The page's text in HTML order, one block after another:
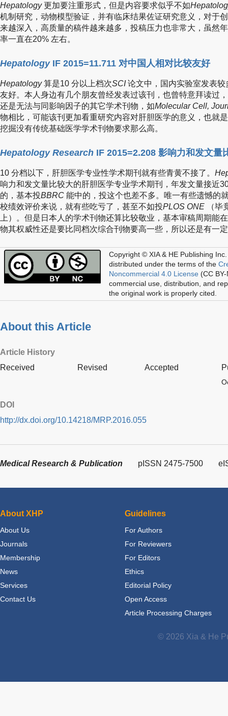
Hepatology更加要注重形式，但是内容要求似乎不如
机制研究，动物模型验证，并有临床结果佐证研究意义，对于
来越深入，高质量的稿件越来越多，投稿压力也非常大，虽然
率一直在20% 左右。
HepatologyIF 2015=11.711 对中国人相对比较友好
Hepatology算是10 分以上档次SCI论文中，国内实验室发表
友好。本人身边有几个朋友曾经发表过该刊，也曾特意拜读过
还是无法与同影响因子的其它学术刊物，如Molecular Cell,
物相比，可能该刊更加看重研究内容对肝胆医学的意义，也就
挖掘没有传统基础医学学术刊物要求那么高。
Hepatology Research IF 2015=2.208 影响力和发文量
10 分档以下，肝胆医学专业性学术期刊就有些青黄不接了。
响力和发文量比较大的肝胆医学专业学术期刊，年发文量接近
的，基本投BBRC 能中的，投这个也差不多。唯一有些遗憾的
校绩效评价来说，就有些吃亏了，甚至不如投PLOS ONE （毕
上）。但是日本人的学术刊物还算比较敬业，基本审稿周期能
物其权威性还是要比同档次综合刊物要高一些，所以还是有一
Copyright © XIA & HE Publishing Inc.
distributed under the terms of the
Noncommercial 4.0 License (CC
commercial use, distribution, and
the original work is properly cited.
About this Article
Article History
Received
Revised Accepted
DOI
http://dx.doi.org/10.14218/MRP.2016.055
Medical Research & Publication pISSN 2475-7500
About XHP
About Us
Journals
Membership
News
Services
Contact Us
Guidelines
For Authors
For Reviewers
For Editors
Ethics
Editorial Policy
Open Access
Article Processing Charges
© 2026 Xia & He